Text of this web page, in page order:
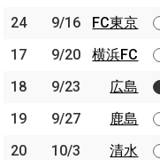
24
9/16 FC東京
17
9/20 横浜FC
18
9/23 広島
19
9/27 鹿島
20
10/3 清水
24
9/16
FC東京
17
9/20
横浜FC
18
9/23
広島
19
9/27
鹿島
20
10/3
清水